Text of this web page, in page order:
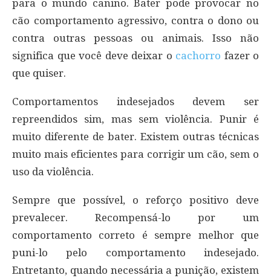
para o mundo canino. Bater pode provocar no
cão comportamento agressivo, contra o dono ou
contra outras pessoas ou animais. Isso não
significa que você deve deixar o cachorro fazer o
que quiser.
Comportamentos indesejados devem ser
repreendidos sim, mas sem violência. Punir é
muito diferente de bater. Existem outras técnicas
muito mais eficientes para corrigir um cão, sem o
uso da violência.
Sempre que possível, o reforço positivo deve
prevalecer. Recompensá-lo por um
comportamento correto é sempre melhor que
puni-lo pelo comportamento indesejado.
Entretanto, quando necessária a punição, existem